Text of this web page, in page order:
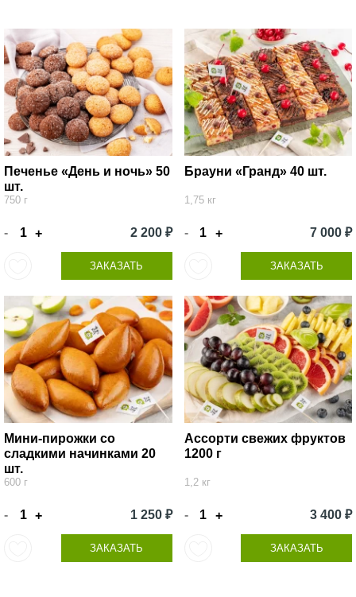
Печенье «День и ночь» 50
шт.
750 г
- + 2 200 ₽
ЗАКАЗАТЬ
Брауни «Гранд» 40 шт.
1,75 кг
- + 7 000 ₽
ЗАКАЗАТЬ
Мини-пирожки со
сладкими начинками 20
шт.
600 г
- + 1 250 ₽
ЗАКАЗАТЬ
Ассорти свежих фруктов
1200 г
1,2 кг
- + 3 400 ₽
ЗАКАЗАТЬ